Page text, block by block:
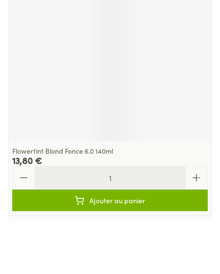
Flowertint Blond Fonce 6.0 140ml
13,80 €
Ajouter au panier